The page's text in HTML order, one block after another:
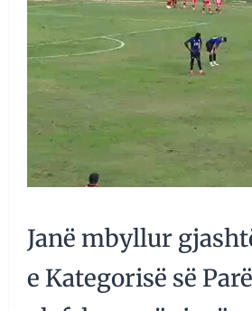
Janë mbyllur
e Kategorisë së